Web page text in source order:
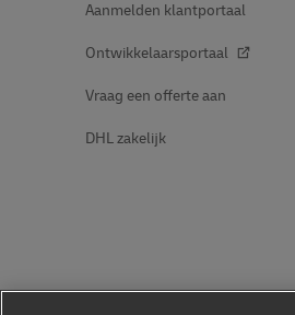
Aanmelden klantportaal
Ontwikkelaarsportaal
Vraag een offerte aan
DHL zakelijk